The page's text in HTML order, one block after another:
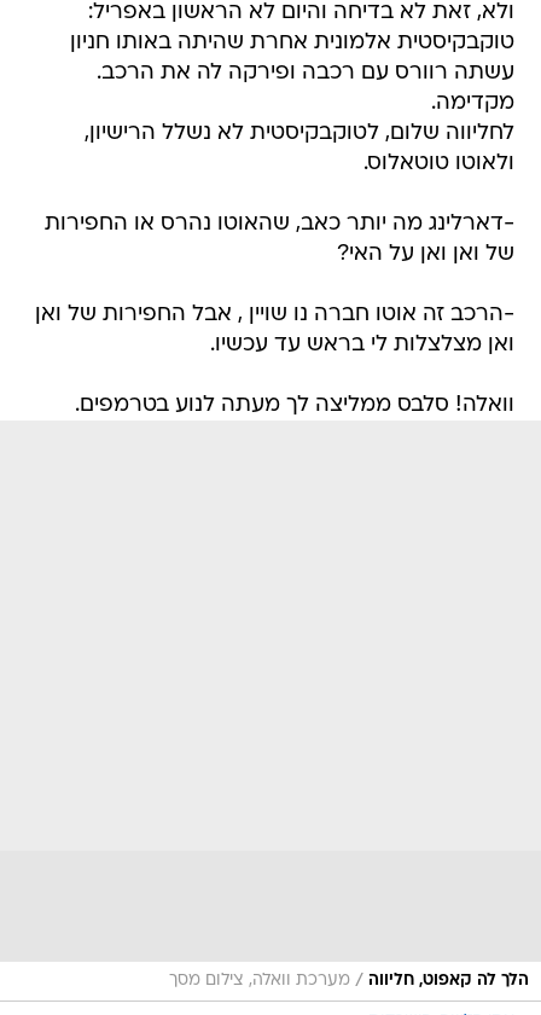
ולא, זאת לא בדיחה והיום לא הראשון באפריל:
טוקבקיסטית אלמונית אחרת שהיתה באותו חניון
עשתה רוורס עם רכבה ופירקה לה את הרכב.
מקדימה.
לחליווה שלום, לטוקבקיסטית לא נשלל הרישיון,
ולאוטו טוטאלוס.
-דארלינג מה יותר כאב, שהאוטו נהרס או החפירות
של ואן ואן על האי?
-הרכב זה אוטו חברה נו שויין , אבל החפירות של ואן
ואן מצלצלות לי בראש עד עכשיו.
וואלה! סלבס ממליצה לך מעתה לנוע בטרמפים.
הלך לה קאפוט, חליווה / מערכת וואלה, צילום מסך